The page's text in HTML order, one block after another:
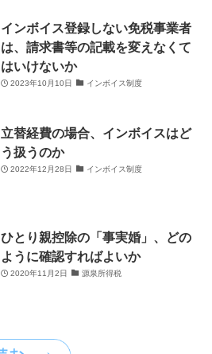
インボイス登録しない免税事業者
は、請求書等の記載を変えなくて
はいけないか
2023年10月10日 インボイス制度
立替経費の場合、インボイスはど
う扱うのか
2022年12月28日 インボイス制度
ひとり親控除の「事実婚」、どの
ように確認すればよいか
2020年11月2日 源泉所得税